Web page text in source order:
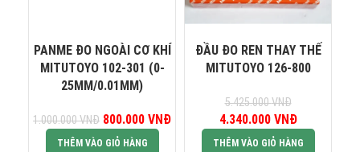
PANME ĐO NGOÀI CƠ KHÍ
MITUTOYO 102-301 (0-
25MM/0.01MM)
1.000.000VNĐ
Giá gốc là:
1.000.000 VNĐ.
800.000 VNĐ Giá hiện tại là:
800.000 VNĐ.
THÊM VÀO GIỎ HÀNG
ĐẦU ĐO REN THAY THẾ
MITUTOYO 126-800
5.425.000VNĐ
Giá gốc là:
5.425.000 VNĐ.
4.340.000 VNĐ
4.340.000
THÊM VÀO GIỎ HÀNG
KINH DOANH 3: 0824 927 568
KINH DOANH 4: 0823 944 186